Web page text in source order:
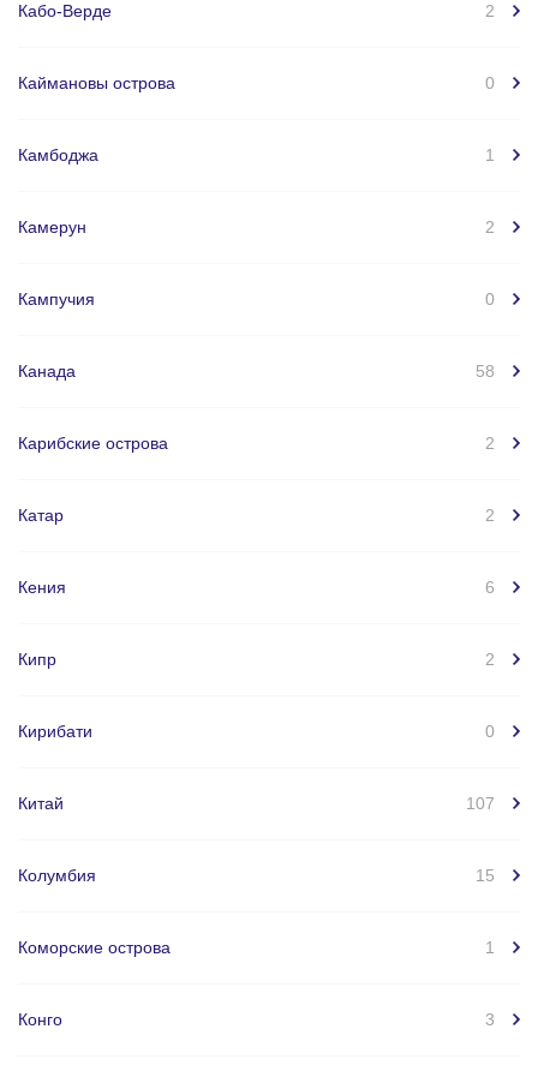
Кабо-Верде 2
Каймановы острова 0
Камбоджа 1
Камерун 2
Кампучия 0
Канада 58
Карибские острова 2
Катар 2
Кения 6
Кипр 2
Кирибати 0
Китай 107
Колумбия 15
Коморские острова 1
Конго 3